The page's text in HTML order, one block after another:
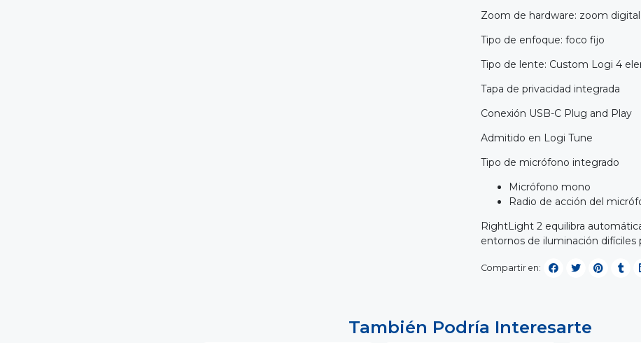
Zoom de hardware: zoom digital
Tipo de enfoque: foco fijo
Tipo de lente: Custom Logi 4
Tapa de privacidad integrada
Conexión USB-C Plug and Play
Admitido en Logi Tune
Tipo de micrófono integrado
Micrófono mono
Radio de acción del
RightLight 2 equilibra
entornos de iluminación difíciles
Compartir en:
También Podría Interesarte